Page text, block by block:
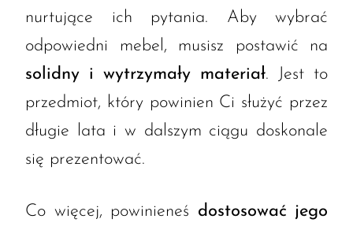
nurtujące ich pytania. Aby wybrać
odpowiedni mebel, musisz postawić na
solidny i wytrzymały materiał. Jest to
przedmiot, który powinien Ci służyć przez
długie lata i w dalszym ciągu doskonale
się prezentować.
Co więcej, powinieneś dostosować jego